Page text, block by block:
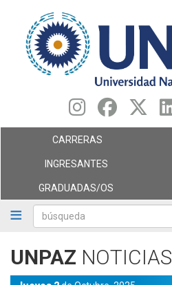
contenido
principal
búsqueda
CARRERAS
INGRESANTES
GRADUADAS/OS
UNPAZ NOTICIAS